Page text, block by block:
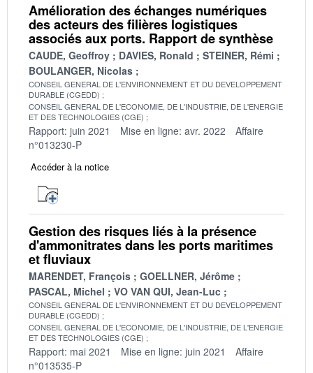
Amélioration des échanges numériques
des acteurs des filières logistiques
associés aux ports. Rapport de synthèse
CAUDE, Geoffroy DAVIES, Ronald
STEINER, Rémi
BOULANGER, Nicolas
CONSEIL GENERAL DE L'ENVIRONNEMENT ET DU DEVELOPPEMENT
DURABLE (CGEDD)
CONSEIL GENERAL DE L'ECONOMIE, DE L'INDUSTRIE, DE L'ENERGIE
ET DES TECHNOLOGIES (CGE)
Rapport: juin 2021 Mise en ligne: avr. 2022
Affaire
n°013230-P
Accéder à la notice
Gestion des risques liés à la présence
d'ammonitrates dans les ports maritimes
et fluviaux
MARENDET, François
GOELLNER, Jérôme
PASCAL, Michel
VO VAN QUI, Jean-Luc
CONSEIL GENERAL DE L'ENVIRONNEMENT ET DU DEVELOPPEMENT
DURABLE (CGEDD)
CONSEIL GENERAL DE L'ECONOMIE, DE L'INDUSTRIE, DE L'ENERGIE
ET DES TECHNOLOGIES (CGE)
Rapport: mai 2021 Mise en ligne: juin 2021
Affaire
n°013535-P